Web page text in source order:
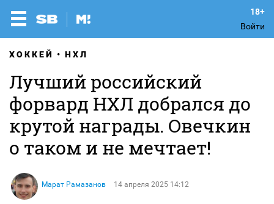
Войти
ХОККЕЙ НХЛ
Лучший российский
форвард НХЛ добрался до
крутой награды. Овечкин
о таком и не мечтает!
Марат Рамазанов 14 апреля 2025 14:12